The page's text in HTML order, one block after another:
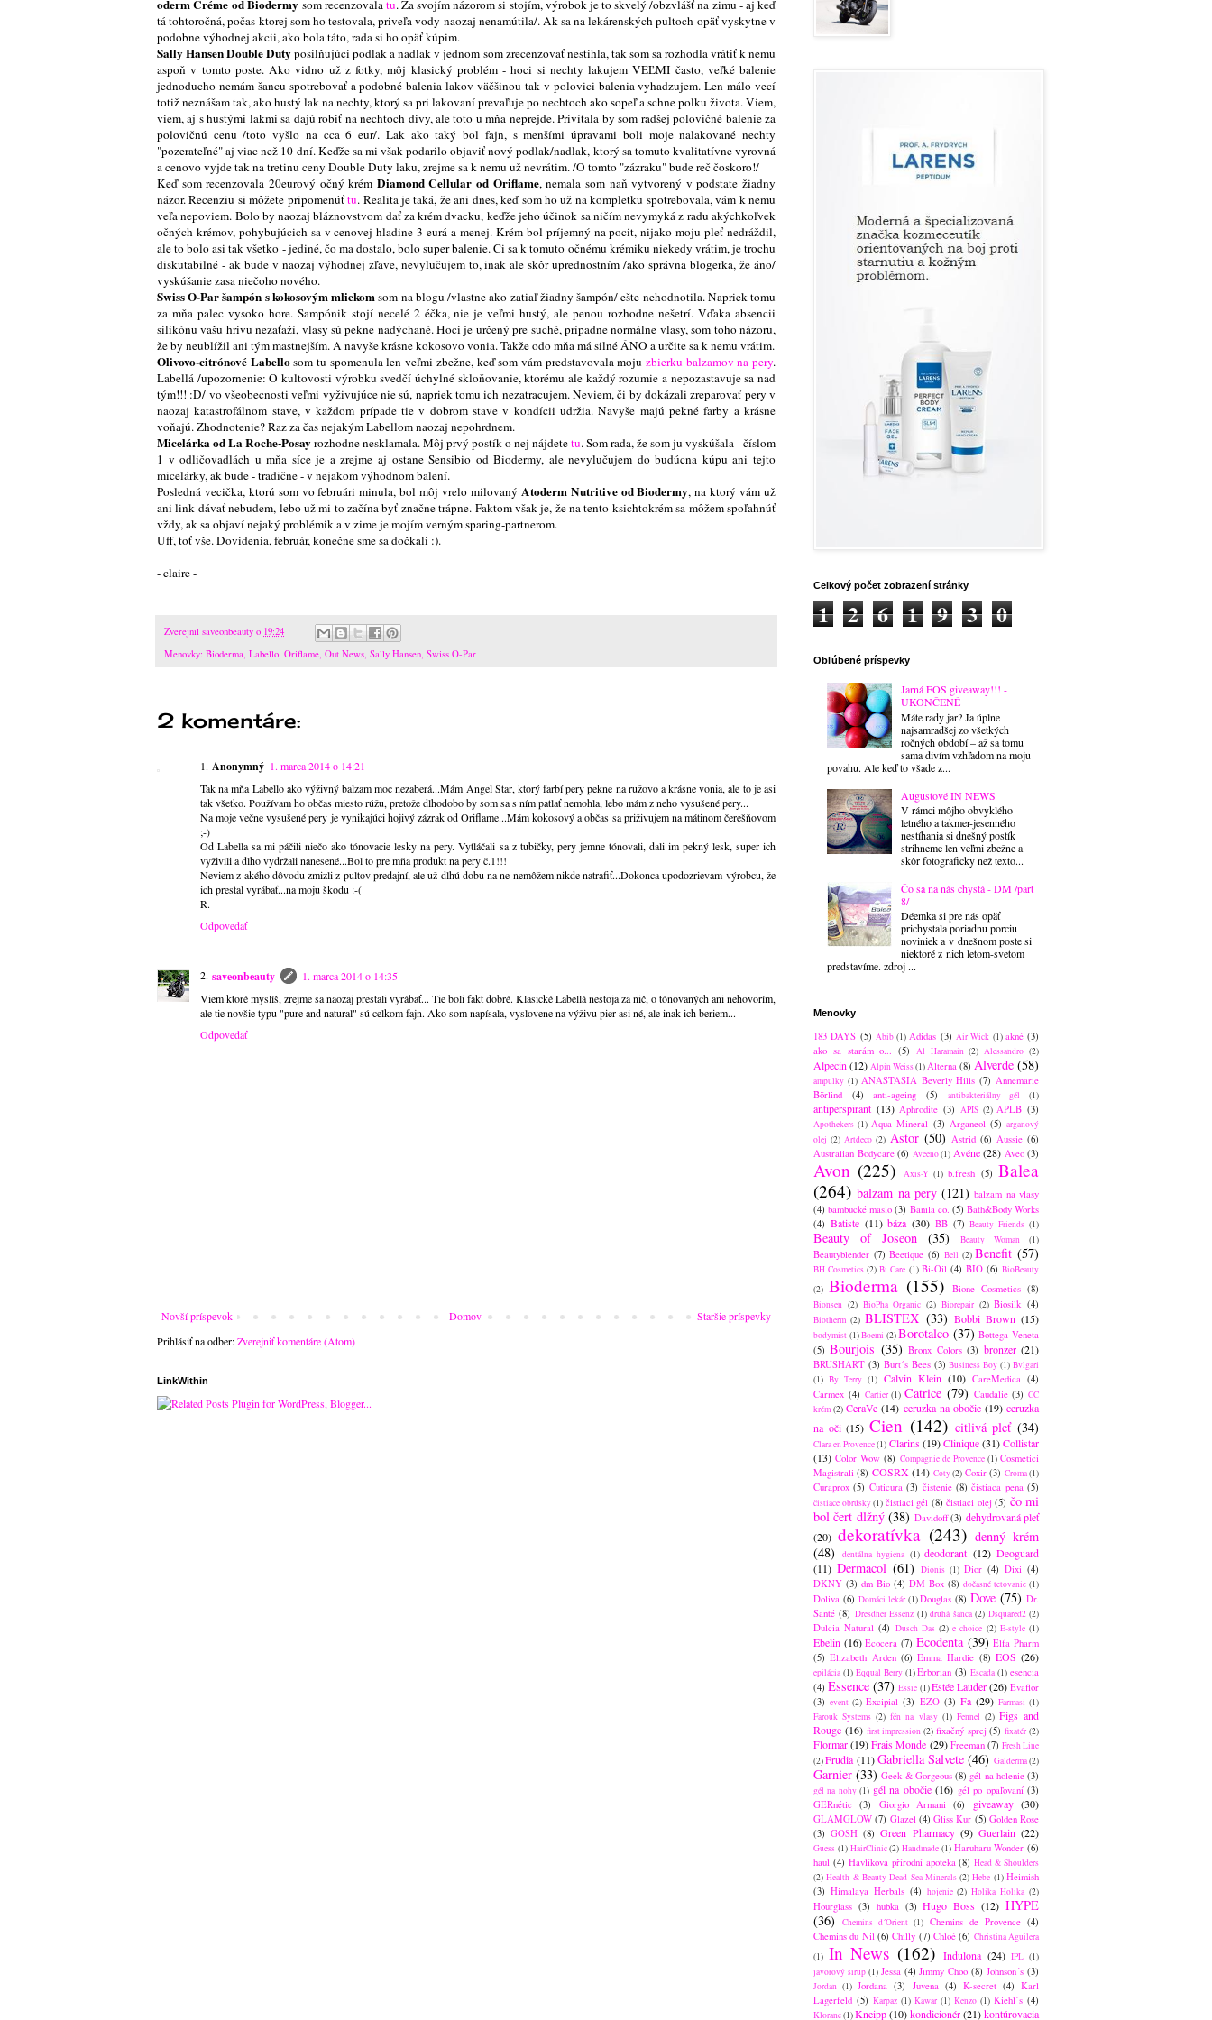
oderm Créme od Biodermy som recenzovalatu. Za svojím názorom si stojím, výrobok je to skvelý /obzvlášť na zimu - aj keď
tá tohtoročná, počas ktorej som ho testovala, priveľa vody naozaj nenamútila/. Ak sa na lekárenských pultoch opäť vyskytne v
podobne výhodnej akcii, ako bola táto, rada si ho opäť kúpim.
Sally Hansen Double Dutyposilňujúci podlak a nadlak v jednom som zrecenzovať nestihla, tak som sa rozhodla vrátiť k nemu
aspoň v tomto poste. Ako vidno už z fotky, môj klasický problém - hoci si nechty lakujem VEĽMI často, veľké balenie
jednoducho nemám šancu spotrebovať a podobné balenia lakov väčšinou tak v polovici balenia vyhadzujem. Len málo vecí
totiž neznášam tak, ako hustý lak na nechty, ktorý sa pri lakovaní prevaľuje po nechtoch ako sopeľ a schne polku života. Viem,
viem, aj s hustými lakmi sa dajú robiť na nechtoch divy, ale toto u mňa neprejde. Privítala by som radšej polovičné balenie za
polovičnú cenu /toto vyšlo na cca 6 eur/. Lak ako taký bol fajn, s menšími úpravami boli moje nalakované nechty
"pozerateľné" aj viac než 10 dní. Keďže sa mi však podarilo objaviť nový podlak/nadlak, ktorý sa tomuto kvalitatívne vyrovná
a cenovo vyjde tak na tretinu ceny Double Duty laku, zrejme sa k nemu už nevrátim. /O tomto "zázraku" bude reč čoskoro!/
Keď som recenzovala 20eurový očný krém Diamond Cellular od Oriflame, nemala som naň vytvorený v podstate žiadny
názor. Recenziu si môžete pripomenúťtu. Realita je taká, že ani dnes, keď som ho už na kompletku spotrebovala, vám k nemu
veľa nepoviem. Bolo by naozaj bláznovstvom dať za krém dvacku, keďže jeho účinok sa ničím nevymyká z radu akýchkoľvek
očných krémov, pohybujúcich sa v cenovej hladine 3 eurá a menej. Krém bol príjemný na pocit, nijako moju pleť nedráždil,
ale to bolo asi tak všetko - jediné, čo ma dostalo, bolo super balenie. Či sa k tomuto očnému krémiku niekedy vrátim, je trochu
diskutabilné - ak bude v naozaj výhodnej zľave, nevylučujem to, inak ale skôr uprednostním /ako správna blogerka, že áno/
vyskúšanie zasa niečoho nového.
Swiss O-Par šampón s kokosovým mliekomsom na blogu /vlastne ako zatiaľ žiadny šampón/ ešte nehodnotila. Napriek tomu
za mňa palec vysoko hore. Šampónik stojí necelé 2 éčka, nie je veľmi hustý, ale penou rozhodne nešetrí. Vďaka absencii
silikónu vašu hrivu nezaťaží, vlasy sú pekne nadýchané. Hoci je určený pre suché, prípadne normálne vlasy, som toho názoru,
že by neublížil ani tým mastnejším. A navyše krásne kokosovo vonia. Takže odo mňa má silné ÁNO a určite sa k nemu vrátim.
Olivovo-citrónové Labellosom tu spomenula len veľmi zbežne, keď som vám predstavovala moju zbierku balzamov na pery.
Labellá /upozornenie: O kultovosti výrobku svedčí úchylné skloňovanie, ktorému ale každý rozumie a nepozastavuje sa nad
tým!!! :D/ vo všeobecnosti veľmi vyživujúce nie sú, napriek tomu ich nezatracujem. Neviem, či by dokázali zreparovať pery v
naozaj katastrofálnom stave, v každom prípade tie v dobrom stave v kondícii udržia. Navyše majú pekné farby a krásne
voňajú. Zhodnotenie? Raz za čas nejakým Labellom naozaj nepohrdnem.
Micelárka od La Roche-Posayrozhodne nesklamala. Môj prvý postík o nej nájdetetu. Som rada, že som ju vyskúšala - číslom
1 v odličovadlách u mňa síce je a zrejme aj ostane Sensibio od Biodermy, ale nevylučujem do budúcna kúpu ani tejto
micelárky, ak bude - tradične - v nejakom výhodnom balení.
Posledná vecička, ktorú som vo februári minula, bol môj vrelo milovaný Atoderm Nutritive od Biodermy, na ktorý vám už
ani link dávať nebudem, lebo už mi to začína byť značne trápne. Faktom však je, že na tento ksichtokrém sa môžem spoľahnúť
vždy, ak sa objaví nejaký problémik a v zime je mojím verným sparing-partnerom.
Uff, toť vše. Dovidenia, február, konečne sme sa dočkali :).
- claire -
Zverejnil saveonbeauty o 19:24
Menovky: Bioderma, Labello, Oriflame, Out News, Sally Hansen, Swiss O-Par
2 komentáre:
Anonymný 1. marca 2014 o 14:21
Tak na mňa Labello ako výživný balzam moc nezaberá...Mám Angel Star, ktorý farbí pery pekne na ružovo a krásne vonia, ale to je asi
tak všetko. Používam ho občas miesto rúžu, pretože dlhodobo by som sa s ním patlať nemohla, lebo mám z neho vysušené pery...
Na moje večne vysušené pery je vynikajúci hojivý zázrak od Oriflame...Mám kokosový a občas sa priživujem na mátinom čerešňovom
;-)
Od Labella sa mi páčili niečo ako tónovacie lesky na pery. Vytláčali sa z tubičky, pery jemne tónovali, dali im pekný lesk, super ich
vyživili a dlho vydržali nanesené...Bol to pre mňa produkt na pery č.1!!!
Neviem z akého dôvodu zmizli z pultov predajní, ale už dlhú dobu na ne nemôžem nikde natrafiť...Dokonca upodozrievam výrobcu, že
ich prestal vyrábať...na moju škodu :-(
R.
Odpovedať
saveonbeauty
1. marca 2014 o 14:35
Viem ktoré myslíš, zrejme sa naozaj prestali vyrábať... Tie boli fakt dobré. Klasické Labellá nestoja za nič, o tónovaných ani nehovorím,
ale tie novšie typu "pure and natural" sú celkom fajn. Ako som napísala, vyslovene na výživu pier asi né, ale inak ich beriem...
Odpovedať
Novší príspevok Staršie príspevky
Domov
Prihlásiť na odber:Zverejniť komentáre (Atom)
LinkWithin
Celkový počet zobrazení stránky
1 2 6 1 9 3 0
Obľúbené príspevky
Jarná EOS giveaway!!! -
UKONČENÉ
Máte rady jar? Ja úplne
najsamradšej zo všetkých
ročných období – až sa tomu
sama divím vzhľadom na moju
povahu. Ale keď to všade z...
Augustové IN NEWS
V rámci môjho obvyklého
letného a takmer-jesenného
nestíhania si dnešný postík
strihneme len veľmi zbežne a
skôr fotograficky než texto...
Čo sa na nás chystá - DM /part
8/
Déemka si pre nás opäť
prichystala poriadnu porciu
noviniek a v dnešnom poste si
niektoré z nich letom-svetom
predstavíme. zdroj ...
Menovky
183 DAYS (5) Abib (1) Adidas (3) Air Wick (1) akné (3)
ako sa starám o...
(5) Al Haramain (2) Alessandro (2)
Alpecin (12) Alpin Weiss(1) Alterna (8) Alverde (58)
ampulky (1) ANASTASIA Beverly Hills (7) Annemarie
Börlind
(4) anti-ageing (5) antibakteriálny gél (1)
antiperspirant (13) Aphrodite (3) APIS (2) APLB (3)
Apothekers (1) Aqua Mineral (3) Arganeol (5) arganový
olej (2) Artdeco (2) Astor (50) Astrid (6) Aussie (6)
Australian Bodycare (6) Aveeno(1) Avéne (28) Aveo (3)
Avon (225) Axis-Y (1) b.fresh (5) Balea
(264) balzam na pery (121) balzam na vlasy
(4) bambucké maslo (3) Banila co. (5) Bath&Body Works
(4) Batiste (11) báza (30) BB (7) Beauty Friends (1)
Beauty of Joseon (35) Beauty Woman (1)
Beautyblender (7) Beetique (6) Bell (2) Benefit (57)
BH Cosmetics (2) Bi Care (1) Bi-Oil (4) BIO (6) BioBeauty
(2) Bioderma (155) Bione Cosmetics (8)
Bionsen (2) BioPha Organic (2) Biorepair (2) Biosilk (4)
Biotherm (2) BLISTEX (33) Bobbi Brown (15)
bodymist (1)Boemi (2)Borotalco (37) Bottega Veneta
(5) Bourjois (35) Bronx Colors (3) bronzer (21)
BRUSHART (3) Burt´s Bees (3) Business Boy (1) Bvlgari
(1) By Terry (1) Calvin Klein (10) CareMedica (4)
Carmex (4) Cartier (1) Catrice (79) Caudalie (3) CC
krém (2) CeraVe (14) ceruzka na obočie (19) ceruzka
na oči (15) Cien (142) citlivá pleť (34)
Clara en Provence(1) Clarins (19) Clinique (31)Collistar
(13) Color Wow (8) Compagnie de Provence (1) Cosmetici
Magistrali (8) COSRX (14) Coty(2) Coxir (3) Croma(1)
Curaprox (5) Cuticura (3) čistenie (8) čistiaca pena (5)
čistiace obrúsky(1) čistiaci gél (8) čistiaci olej (5) čo mi
bol čert dlžný (38) Davidoff (3) dehydrovaná pleť
(20) dekoratívka (243) denný krém
(48)
dentálna hygiena (1) deodorant (12) Deoguard
(11) Dermacol (61) Dionis (1) Dior (4) Dixi (4)
DKNY (3) dm Bio (4) DM Box (8) dočasné tetovanie (1)
Doliva (6) Domáci lekár (1) Douglas (8) Dove (75) Dr.
Santé (8) Dresdner Essenz (1) druhá šanca (2) Dsquared2 (2)
Dulcia Natural (4) Dusch Das (2) e choice (2) E-style (1)
Ebelin (16) Ecocera (7) Ecodenta (39) Elfa Pharm
(5) Elizabeth Arden (6) Emma Hardie (8) EOS (26)
epilácia (1) Eqqual Berry (1) Erborian (3) Escada (1) esencia
(4) Essence (37) Essie (1)Estée Lauder (26) Evaflor
(3) event (2) Excipial (3) EZO (3) Fa (29) Farmasi (1)
Farouk Systems (2) fén na vlasy (1) Fennel (2) Figs and
Rouge (16) first impression (2) fixačný sprej (5) fixatér (2)
Flormar(19) Frais Monde (29) Freeman (7) Fresh Line
(2)Frudia (11) Gabriella Salvete (46) Galderma(2)
Garnier (33) Geek & Gorgeous (8) gél na holenie (3)
gél na nohy (1) gél na obočie (16) gél po opaľovaní (3)
GERnétic (3) Giorgio Armani (6) giveaway (30)
GLAMGLOW (7) Glazel (4) Gliss Kur (5) Golden Rose
(3) GOSH (8) Green Pharmacy (9) Guerlain (22)
Guess (1) HairClinic (2) Handmade (1) Haruharu Wonder (6)
haul (4) Havlíkova přírodní apoteka (8) Head & Shoulders
(2) Health & Beauty Dead Sea Minerals (2) Hebe (1) Heimish
(3) Himalaya Herbals (4) hojenie (2) Holika Holika (2)
Hourglass (3) hubka (3) Hugo Boss (12) HYPE
(36)
Chemins d´Orient (1) Chemins de Provence (4)
Chemins du Nil (6) Chilly (7) Chloé (6) Christina Aguilera
(1) In News (162) Indulona (24) IPL (1)
javorový sirup (1) Jessa (4) Jimmy Choo (8) Johnson´s (3)
Jordan (1) Jordana (3) Juvena (4) K-secret (4) Karl
Lagerfeld (5) Karpaz (1) Kawar (1) Kenzo (1) Kiehl´s (4)
Klorane(1)Kneipp(10)kondicionér(21)kontúrovacia